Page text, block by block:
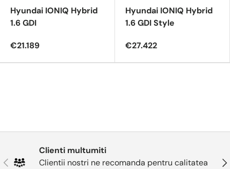
Hyundai IONIQ Hybrid
1.6 GDI
€21.189
Hyundai IONIQ Hybrid
1.6 GDI Style
€27.422
Anterior
Clienti multumiti
Clientii nostri ne recomanda pentru calitatea